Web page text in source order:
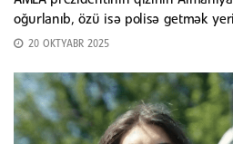
oğurlanıb, özü isə polisə getmək
20 OKTYABR 2025